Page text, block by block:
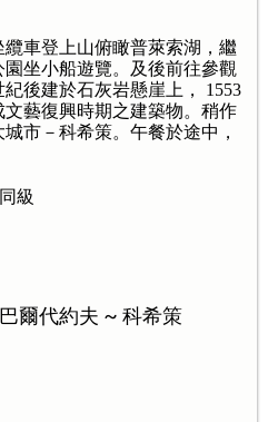
車登上山俯瞰普萊索湖，繼
坐小船遊覽。及後前往參觀
後建於石灰岩懸崖上， 1553
藝復興時期之建築物。稍作
市－科希策。午餐於途中，
級
爾代約夫 ~ 科希策